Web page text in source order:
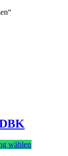
wählen